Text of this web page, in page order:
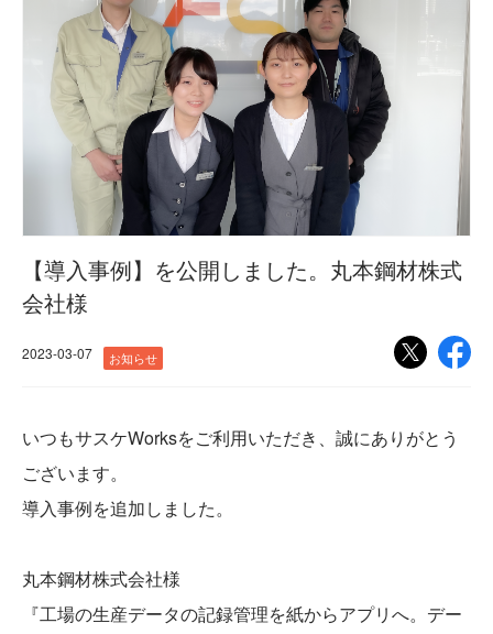
【導入事例】を公開しました。丸本鋼材株式
会社様
2023-03-07 お知らせ
いつもサスケWorksをご利用いただき、誠にありがとう
ございます。
導入事例を追加しました。
丸本鋼材株式会社様
『工場の生産データの記録管理を紙からアプリへ。デー